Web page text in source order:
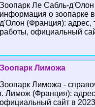
Зоопарк Ле Сабль-д'Олон
информация о зоопарке
д'Олон (Франция): адрес,
работы, официальный
Зоопарк Лиможа
Зоопарк Лиможа -
г. Лимож (Франция):
официальный сайт в 2023